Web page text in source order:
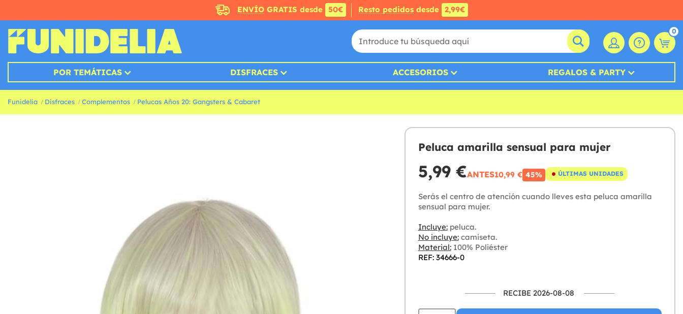
ENVÍOGRATIS desde 50€ Resto pedidosdesde 2,99€
0
POR TEMÁTICAS DISFRACES ACCESORIOS REGALOS & PARTY
Funidelia Disfraces Complementos Pelucas Años 20: Gangsters & Cabaret
Peluca amarilla sensual para mujer
5,99 €ANTES10,99 € 45% ÚLTIMAS UNIDADES
Serás el centro de atención cuando lleves esta peluca amarilla
sensual para mujer.
Incluye:peluca.
No incluye:camiseta.
Material:100% Poliéster
REF: 34666-0
RECIBE 2026-08-08